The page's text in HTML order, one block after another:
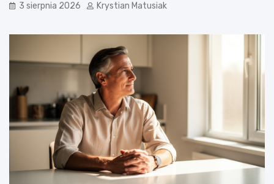
3 sierpnia 2026 Krystian Matusiak